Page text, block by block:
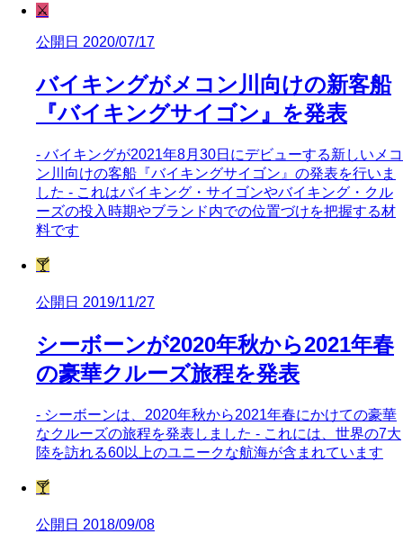
⚔️
公開日 2020/07/17
バイキングがメコン川向けの新客船
『バイキングサイゴン』を発表
- バイキングが2021年8月30日にデビューする新しいメコ
ン川向けの客船『バイキングサイゴン』の発表を行いま
した - これはバイキング・サイゴンやバイキング・クル
ーズの投入時期やブランド内での位置づけを把握する材
料です
🍸
公開日 2019/11/27
シーボーンが2020年秋から2021年春
の豪華クルーズ旅程を発表
- シーボーンは、2020年秋から2021年春にかけての豪華
なクルーズの旅程を発表しました - これには、世界の7大
陸を訪れる60以上のユニークな航海が含まれています
🍸
公開日 2018/09/08